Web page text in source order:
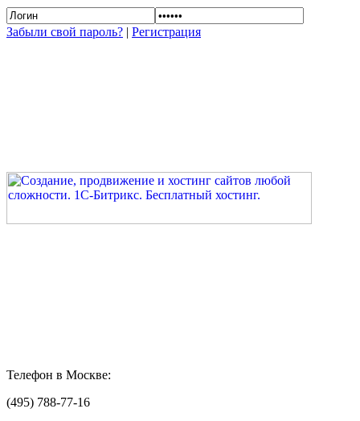
Забыли свой пароль? | Регистрация
Телефон в Москве:
(495) 788-77-16